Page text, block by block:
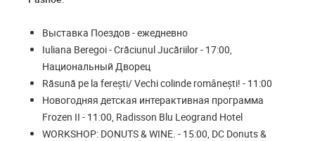
Выставка Поездов - ежедневно
Iuliana Beregoi - Crăciunul Jucăriilor - 17:00,
Национальный Дворец
Răsună pe la ferești/ Vechi colinde românești! - 11:00
Новогодняя детская интерактивная программа
Frozen II - 11:00, Radisson Blu Leogrand Hotel
WORKSHOP: DONUTS & WINE. - 15:00, DC Donuts &